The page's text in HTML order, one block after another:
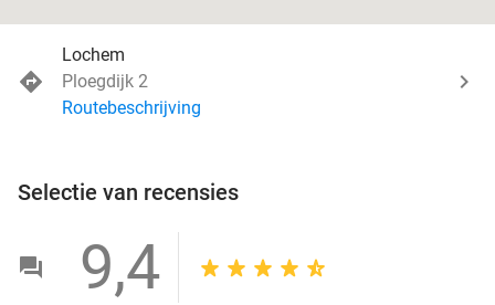
Lochem
Ploegdijk 2
Routebeschrijving
Selectie van recensies
9,4